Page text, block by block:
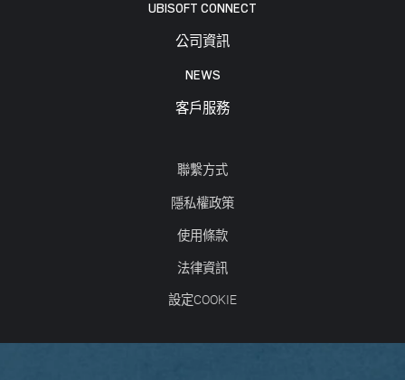
UBISOFT CONNECT
公司資訊
NEWS
客戶服務
聯繫方式
隱私權政策
使用條款
法律資訊
設定COOKIE